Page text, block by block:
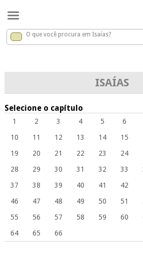
Isaías x
O que você procura em Isaías?
ISAÍAS
Selecione o capítulo
1 2 3 4 5 6
10
11 12 13 14 15
19
20 21 22 23 24
28
29 30 31 32 33
37
38 39 40 41 42
46
47 48 49 50 51
55
56 57 58 59 60
64
65 66